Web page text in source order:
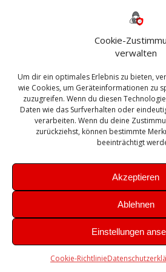
Cookie-
verwalten
Um dir ein optimales Erlebnis zu bieten,
wie Cookies, um Geräteinformationen zu
zuzugreifen. Wenn du diesen
Daten wie das Surfverhalten oder
verarbeiten. Wenn du deine
zurückziehst, können bestimmte
beeinträchtigt
Akzeptieren
Ablehnen
Einstellungen
Cookie-Richtlinie
Bautagebuch
Exchange firewall
Microsoft
Sanierung SBS Security
Sicherung SIEM Sophos
Update Upgrade UTM
VMWare VPN WAZUH
Zertifikat
Theme